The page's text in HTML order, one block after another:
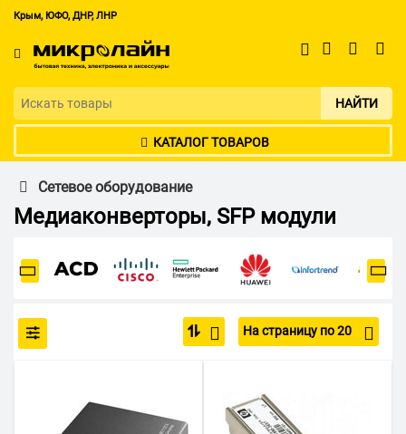
Крым, ЮФО, ДНР, ЛНР
НАЙТИ
КАТАЛОГ ТОВАРОВ
Сетевое оборудование
Медиаконверторы, SFP модули
На страницу по 20